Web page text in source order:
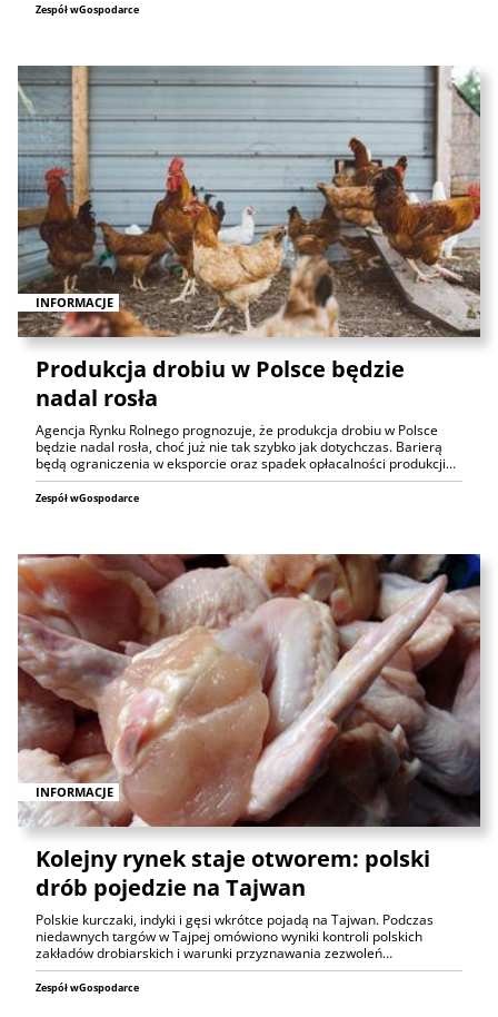
Zespół wGospodarce
INFORMACJE
Produkcja drobiu w Polsce będzie
nadal rosła
Agencja Rynku Rolnego prognozuje, że produkcja drobiu w Polsce
będzie nadal rosła, choć już nie tak szybko jak dotychczas. Barierą
będą ograniczenia w eksporcie oraz spadek opłacalności produkcji…
Zespół wGospodarce
INFORMACJE
Kolejny rynek staje otworem: polski
drób pojedzie na Tajwan
Polskie kurczaki, indyki i gęsi wkrótce pojadą na Tajwan. Podczas
niedawnych targów w Tajpej omówiono wyniki kontroli polskich
zakładów drobiarskich i warunki przyznawania zezwoleń…
Zespół wGospodarce